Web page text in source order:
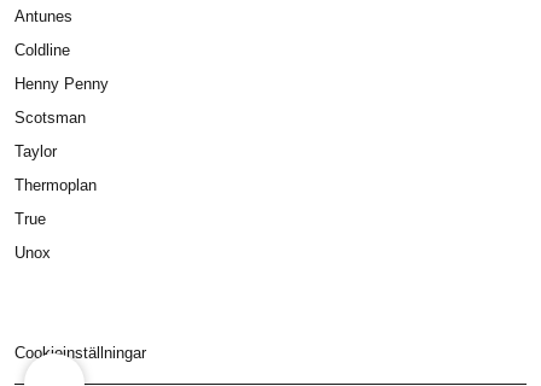
Antunes
Coldline
Henny Penny
Scotsman
Taylor
Thermoplan
True
Unox
Cookieinställningar